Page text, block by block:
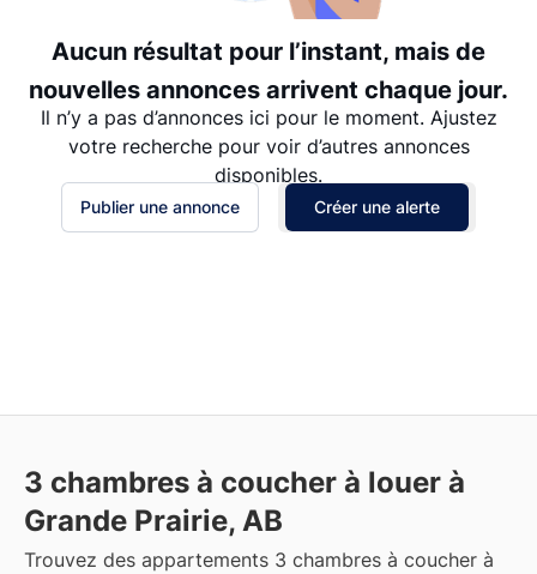
Aucun résultat pour l’instant, mais de
nouvelles annonces arrivent chaque jour.
Il n’y a pas d’annonces ici pour le moment. Ajustez
votre recherche pour voir d’autres annonces
disponibles.
Publier une annonce Créer une alerte
3 chambres à coucher à louer à
Grande Prairie, AB
Trouvez des appartements 3 chambres à coucher à